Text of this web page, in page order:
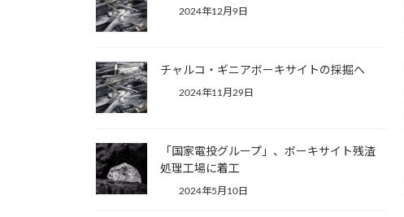
2024年12月9日
チャルコ・ギニアボーキサイトの採掘へ
2024年11月29日
「国家電投グループ」、ボーキサイト残渣
処理工場に着工
2024年5月10日